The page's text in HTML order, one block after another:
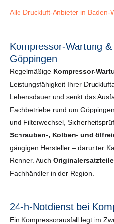
Alle Druckluft-Anbieter in
Kompressor-Wartung
Göppingen
Regelmäßige Kompressor-
Leistungsfähigkeit Ihrer
Lebensdauer und senkt das
Fachbetriebe rund um
und Filterwechsel,
Schrauben-, Kolben- und
gängigen Hersteller – darunter
Renner. Auch Originalersatzteile
Fachhändler in der Region.
24-h-Notdienst bei
Ein Kompressorausfall legt im